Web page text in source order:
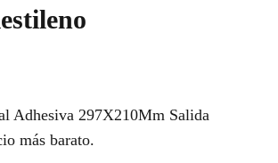
Adhesiva 297X210Mm Salida
más barato.